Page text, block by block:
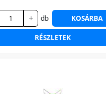
+ db KOSÁRBA
RÉSZLETEK